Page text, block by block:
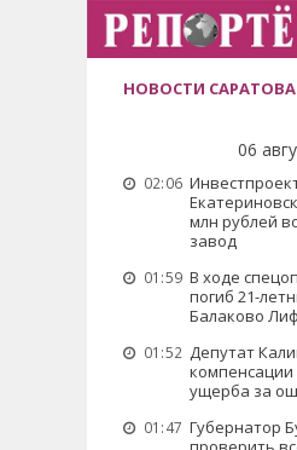
НОВОСТИ САРАТОВА
06
02:06
млн рублей
завод
01:59 В ходе
погиб 21-
Балаково
01:52 Депутат
ущерба за
01:47 Губернатор